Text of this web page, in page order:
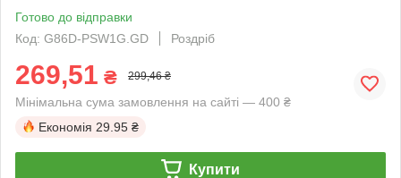
Готово до відправки
Код: G86D-PSW1G.GD
Роздріб
269,51 ₴ 299,46 ₴
Мінімальна сума замовлення на сайті — 400 ₴
Економія 29.95 ₴
Купити